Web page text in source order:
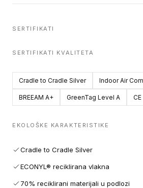
SERTIFIKATI
SERTIFIKATI KVALITETA
Cradle to Cradle Silver Indoor Air
BREEAM A+ GreenTag Level A CE
EKOLOŠKE KARAKTERISTIKE
Cradle to Cradle Silver
ECONYL® reciklirana vlakna
70% reciklirani materijali u podlozi